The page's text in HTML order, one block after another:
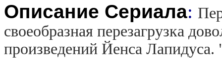
Описание Сериала:
своеобразная перезагрузка
произведений Йенса Лапидуса.